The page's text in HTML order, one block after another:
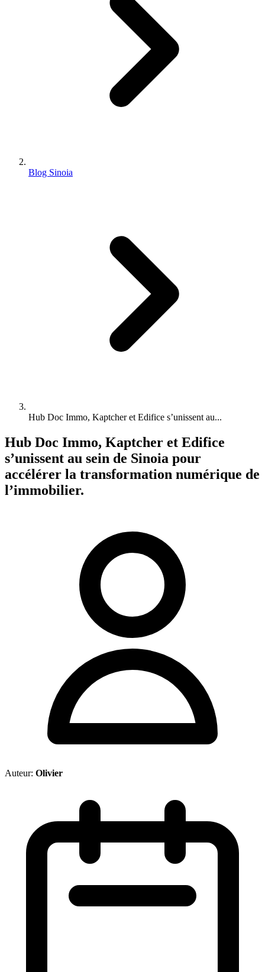
Blog Sinoia
Hub Doc Immo, Kaptcher et Edifice s’unissent au...
Hub Doc Immo, Kaptcher et Edifice
s’unissent au sein de Sinoia pour
accélérer la transformation numérique de
l’immobilier.
Auteur: Olivier